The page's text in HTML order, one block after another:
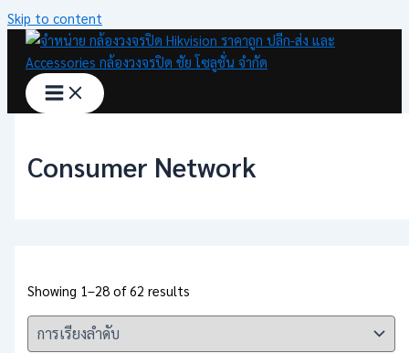
Skip to content
Consumer Network
Showing 1–28 of 62 results